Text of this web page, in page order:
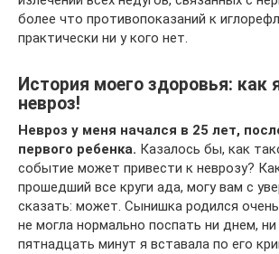
более что противопоказаний к
практически ни у кого нет.
История моего здоровья: как
невроз!
Невроз у меня начался в 25 лет,
первого ребенка. Казалось бы, как
событие может привести к неврозу?
прошедший все круги ада, могу вам с
сказать: может. Сынишка родился
не могла нормально поспать ни днем,
пятнадцать минут я вставала по его